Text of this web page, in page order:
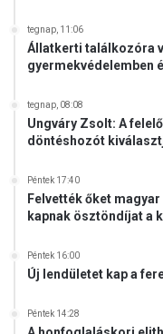
tegnap, 11:06
Állatkerti találkozóra
gyermekvédelemben
tegnap, 08:08
Ungváry Zsolt: A
döntéshozót
Péntek 17:40
Felvették őket
kapnak ösztöndíjat a
Péntek 16:00
Új lendületet kap a
Péntek 14:28